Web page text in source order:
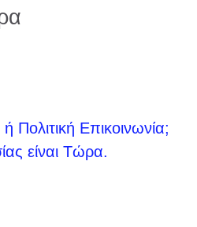
Πολιτική Επικοινωνία;
είναι Τώρα.